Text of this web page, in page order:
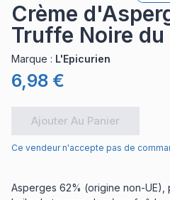
Crème
Truffe Noire du
Marque : L'Epicurien
6,98 €
Ajouter Au Panier
Ce vendeur n'accepte pas de
Asperges 62% (origine non-UE),